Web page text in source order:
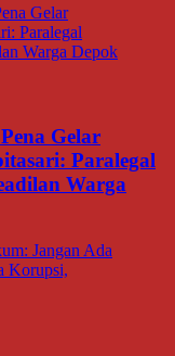
Gelar
Paralegal
Warga